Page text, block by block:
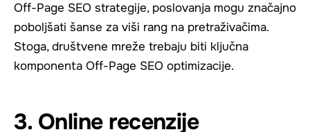
Off-Page SEO strategije, poslovanja mogu značajno
poboljšati šanse za viši rang na pretraživačima.
Stoga, društvene mreže trebaju biti ključna
komponenta Off-Page SEO optimizacije.
3. Online recenzije